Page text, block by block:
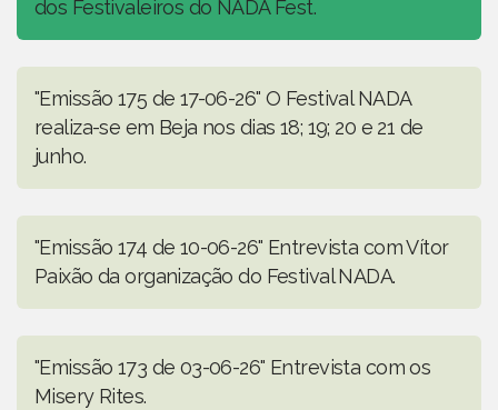
dos Festivaleiros do NADA Fest.
"Emissão 175 de 17-06-26" O Festival NADA
realiza-se em Beja nos dias 18; 19; 20 e 21 de
junho.
"Emissão 174 de 10-06-26" Entrevista com Vítor
Paixão da organização do Festival NADA.
"Emissão 173 de 03-06-26" Entrevista com os
Misery Rites.